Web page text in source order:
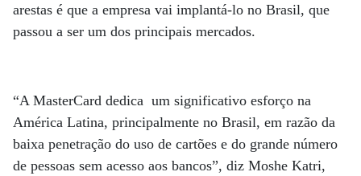
arestas é que a empresa vai implantá-lo no Brasil, que
passou a ser um dos principais mercados.
“A MasterCard dedica um significativo esforço na
América Latina, principalmente no Brasil, em razão da
baixa penetração do uso de cartões e do grande número
de pessoas sem acesso aos bancos”, diz Moshe Katri,